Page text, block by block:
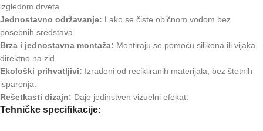
izgledom drveta.
Jednostavno održavanje: Lako se čiste običnom vodom bez
posebnih sredstava.
Brza i jednostavna montaža: Montiraju se pomoću silikona ili vijaka
direktno na zid.
Ekološki prihvatljivi: Izrađeni od recikliranih materijala, bez štetnih
isparenja.
Rešetkasti dizajn: Daje jedinstven vizuelni efekat.
Tehničke specifikacije: